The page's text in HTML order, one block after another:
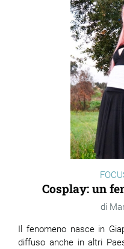
Cosplay: un
Il fenomeno nasce in
diffuso anche in altri